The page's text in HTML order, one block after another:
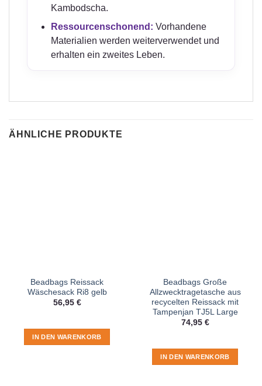
Kambodscha.
Ressourcenschonend: Vorhandene
Materialien werden weiterverwendet und
erhalten ein zweites Leben.
ÄHNLICHE PRODUKTE
Beadbags Reissack
Wäschesack Ri8 gelb
56,95 €
IN DEN WARENKORB
Beadbags Große
Allzwecktragetasche aus
recycelten Reissack mit
Tampenjan TJ5L Large
74,95 €
IN DEN WARENKORB